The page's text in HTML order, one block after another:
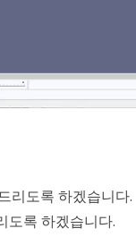
리도록 하겠습니
도록 하겠습니다.